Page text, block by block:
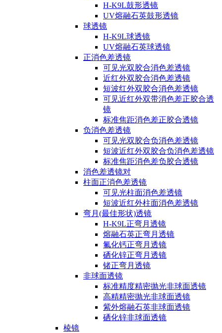
H-K9L鼓形透镜
UV熔融石英鼓形透镜
球透镜
H-K9L球透镜
UV熔融石英球透镜
正消色差透镜
可见光双胶合消色差透镜
近红外双胶合消色差透镜
短波红外双胶合消色差透镜
可见近红外双带消色差正胶合透
镜
标准焦距消色差正胶合透镜
负消色差透镜
可见光双胶合负消色差透镜
短波近红外双胶合负消色差透镜
标准焦距消色差负胶合透镜
消色差透镜对
柱面正消色差透镜
可见光柱面消色差透镜
短波近红外柱面消色差透镜
弯月(最佳形状)透镜
H-K9L正弯月透镜
熔融石英正弯月透镜
氟化钙正弯月透镜
硒化锌正弯月透镜
锗正弯月透镜
非球面透镜
标准精度精密抛光非球面透镜
高精精密抛光非球面透镜
紫外熔融石英非球面透镜
硒化锌非球面透镜
棱镜